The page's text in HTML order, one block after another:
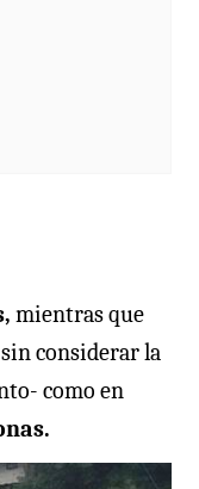
mientras que
considerar la
como en